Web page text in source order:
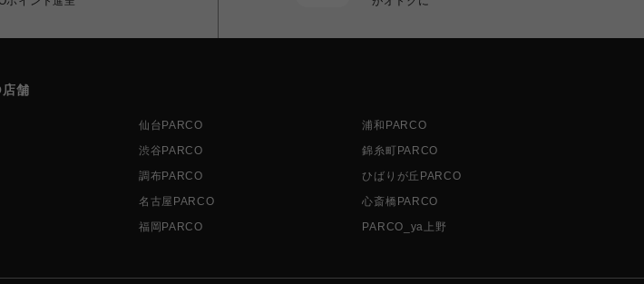
舗
仙台PARCO
浦和PARCO
渋谷PARCO
錦糸町PARCO
調布PARCO
ひばりが丘PARCO
名古屋PARCO
心斎橋PARCO
福岡PARCO PARCO_ya上野